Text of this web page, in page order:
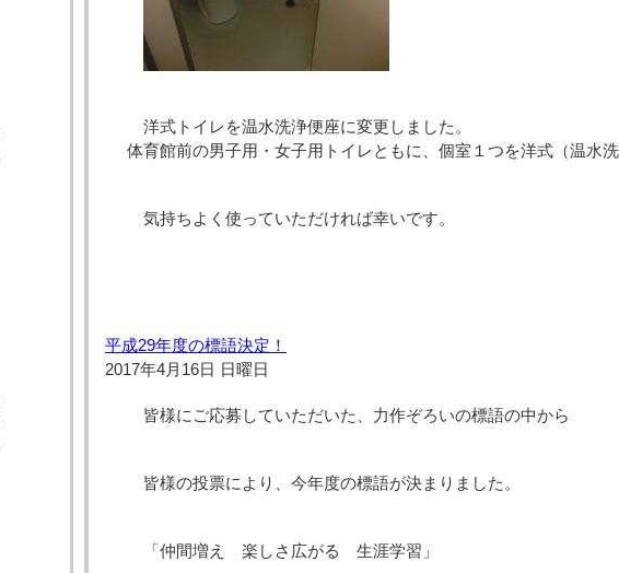
洋式トイレを温水洗浄便座に変更しました。
体育館前の男子用・女子用トイレともに、個室１つを洋式（温水
気持ちよく使っていただければ幸いです。
平成29年度の標語決定！
2017年4月16日 日曜日
皆様にご応募していただいた、力作ぞろいの標語の中から
皆様の投票により、今年度の標語が決まりました。
「仲間増え 楽しさ広がる 生涯学習」